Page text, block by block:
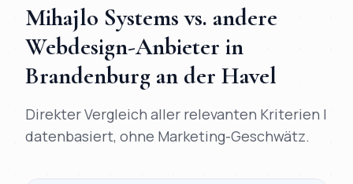
Mihajlo Systems vs. andere
Webdesign-Anbieter in
Brandenburg an der Havel
Direkter Vergleich aller relevanten Kriterien |
datenbasiert, ohne Marketing-Geschwätz.